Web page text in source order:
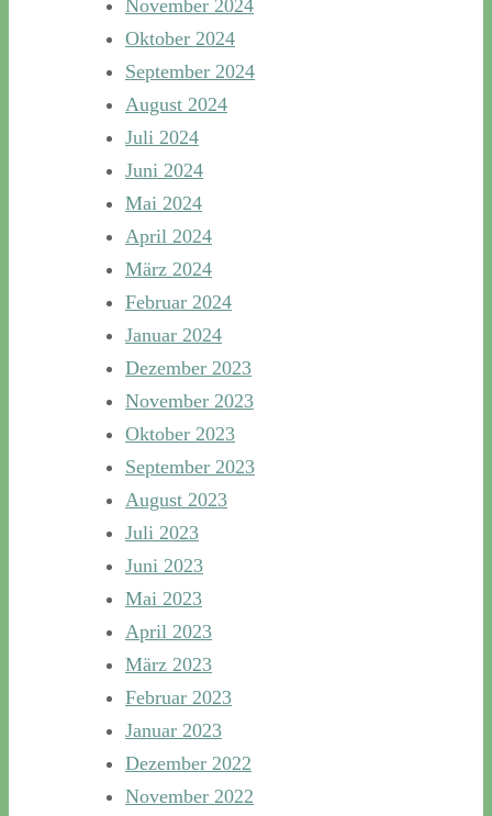
November 2024
Oktober 2024
September 2024
August 2024
Juli 2024
Juni 2024
Mai 2024
April 2024
März 2024
Februar 2024
Januar 2024
Dezember 2023
November 2023
Oktober 2023
September 2023
August 2023
Juli 2023
Juni 2023
Mai 2023
April 2023
März 2023
Februar 2023
Januar 2023
Dezember 2022
November 2022